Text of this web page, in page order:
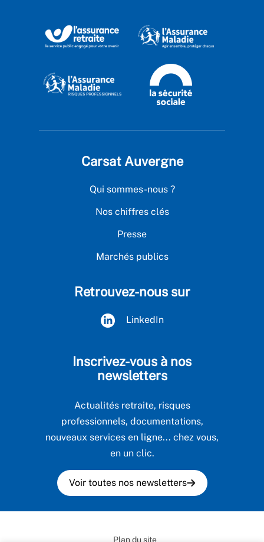
Carsat Auvergne
Qui sommes-nous ?
Nos chiffres clés
Presse
Marchés publics
Retrouvez-nous sur
LinkedIn
Inscrivez-vous à nos
newsletters
Actualités retraite, risques
professionnels, documentations,
nouveaux services en ligne... chez vous,
en un clic.
Voir toutes nos newsletters
Plan du site